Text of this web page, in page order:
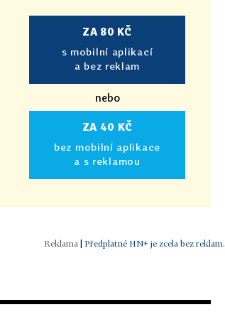
ZA 80 KČ
s mobilní aplikací
a bez reklam
nebo
ZA 40 KČ
bez mobilní aplikace
a s reklamou
Předplatné HN+ je zcela bez reklam.